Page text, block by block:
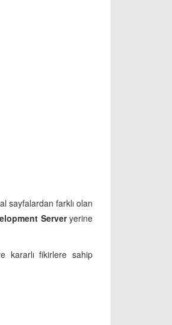
sayfalardan farklı olan
Serveryerine
kararlı fikirlere sahip